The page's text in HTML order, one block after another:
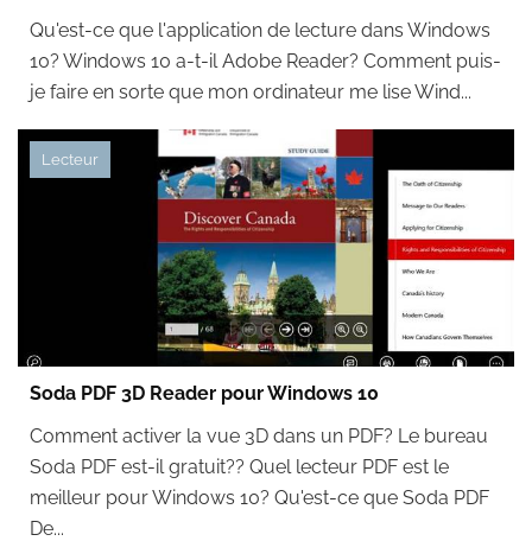
Qu'est-ce que l'application de lecture dans Windows
10? Windows 10 a-t-il Adobe Reader? Comment puis-
je faire en sorte que mon ordinateur me lise Wind...
Lecteur
Soda PDF 3D Reader pour Windows 10
Comment activer la vue 3D dans un PDF? Le bureau
Soda PDF est-il gratuit?? Quel lecteur PDF est le
meilleur pour Windows 10? Qu'est-ce que Soda PDF
De...